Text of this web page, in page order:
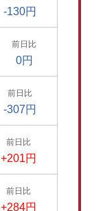
-130円
前日比
0円
前日比
-307円
前日比
+201円
前日比
+284円